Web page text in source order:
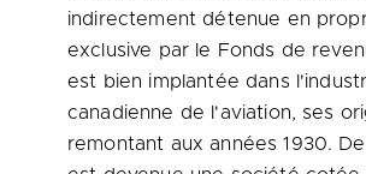
indirectement détenue en
exclusive par le Fonds de
est bien implantée dans
canadienne de l'aviation, ses
remontant aux années 1930.